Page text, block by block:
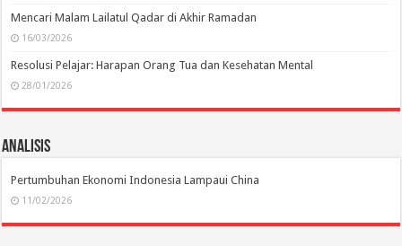
Mencari Malam Lailatul Qadar di Akhir Ramadan
16/03/2026
Resolusi Pelajar: Harapan Orang Tua dan Kesehatan Mental
28/01/2026
Analisis
Pertumbuhan Ekonomi Indonesia Lampaui China
11/02/2026